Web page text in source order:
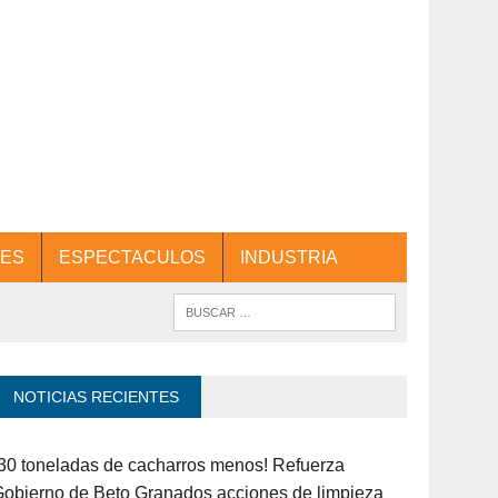
ESPECTACULOS INDUSTRIA
NOTICIAS RECIENTES
toneladas de cacharros menos! Refuerza
de Beto Granados acciones de limpieza